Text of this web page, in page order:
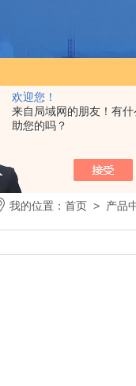
欢迎您！
来自局域网的朋友！有
助您的吗？
我的位置：首页 > 产品